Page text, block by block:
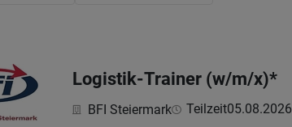
Logistik-Trainer (w/m/x)*
BFI Steiermark Teilzeit05.08.2026